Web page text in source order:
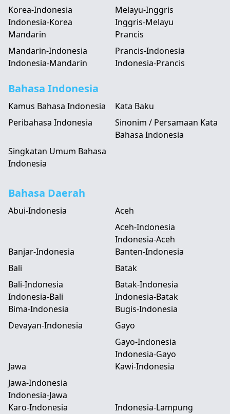
Korea-Indonesia
Indonesia-Korea
Melayu-Inggris
Inggris-Melayu
Mandarin
Mandarin-Indonesia
Indonesia-Mandarin
Prancis
Prancis-Indonesia
Indonesia-Prancis
Bahasa Indonesia
Kamus Bahasa Indonesia
Kata Baku
Peribahasa Indonesia
Sinonim / Persamaan Kata
Bahasa Indonesia
Singkatan Umum Bahasa
Indonesia
Bahasa Daerah
Abui-Indonesia
Aceh
Aceh-Indonesia
Indonesia-Aceh
Banjar-Indonesia
Banten-Indonesia
Bali
Bali-Indonesia
Indonesia-Bali
Batak
Batak-Indonesia
Indonesia-Batak
Bima-Indonesia
Bugis-Indonesia
Devayan-Indonesia
Gayo
Gayo-Indonesia
Indonesia-Gayo
Jawa
Jawa-Indonesia
Indonesia-Jawa
Kawi-Indonesia
Karo-Indonesia
Indonesia-Lampung